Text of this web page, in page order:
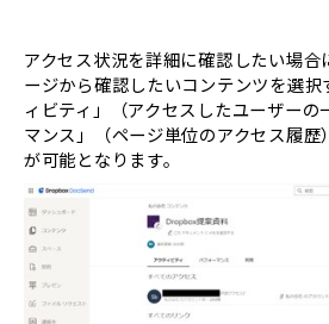
アクセス状況を詳細に確認したい場
ージから確認したいコンテンツを選択
ィビティ」（アクセスしたユーザーの
マンス」（ページ単位のアクセス履歴
が可能となります。